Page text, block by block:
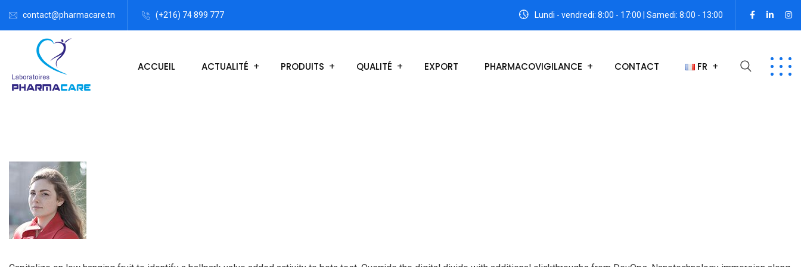
contact@pharmacare.tn (+216) 74 899 777 Lundi - vendredi: 8:00 - 17:00 | Samedi: 8:00 - 13:00
ACCUEIL ACTUALITÉ PRODUITS QUALITÉ EXPORT PHARMACOVIGILANCE CONTACT FR